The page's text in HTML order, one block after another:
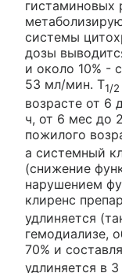
гистаминовых
системы
дозы
и около 10% -
53 мл/мин. T1/2
возрасте от 6
ч, от 6 мес до
пожилого
а системный
(снижение
нарушением
клиренс
удлиняется
гемодиализе,
70% и
удлиняется в